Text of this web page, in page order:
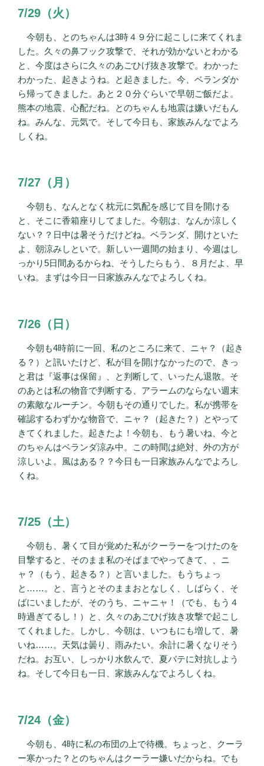
7/29（火）
今朝も、とのちゃんは3時４９分に起こしに来てくれま
した。久々の鼻フック攻撃で、それが効かないとわかる
と、今度はさらに久々のあごひげ抜き攻撃で。わかった
わかった、起きようね。と起きました。今、ベランダか
ら帰ってきました。あと２０分ぐらいで早朝ご飯だよ。
熊本の地震、心配だね。とのちゃんも地震は嫌いだもん
ね。みんな、元気で。そして今日も、家族みんなでよろ
しくね。
7/27（月）
今朝も、なんとなく枕元に気配を感じて目を開ける
と、そこに香箱座りしてました。今朝は、なんか涼しく
ない？？日中は暑そうだけどね。ベランダ、開けといた
よ、朝涼みしといで。新しい一週間の始まり、今週はし
っかり5日間あるからね、そうしたらもう、８月だよ、早
いね。まずは今日一日家族みんなでよろしくね。
7/26（日）
今朝も4時前に一回、私のところに来て、ニャ？（起き
る？）と訊いたけど、私が目を開けなかったので、きっ
と君は『返事は保留』、と判断して、いったん退散。そ
のあとは私の物音で判断する、アラームのならない週末
の素敵なルーチン。今朝もその通りでした。私が携帯を
確認するわずかな物音で、ニャ？（起きた？）とやって
きてくれました。起きたよ！今朝も、もう暑いね、今と
のちゃんはベランダ涼み中。この時間は絶対、外の方が
涼しいよ。風はある？？今日も一日家族みんなでよろし
くね。
7/25（土）
今朝も、暑くて目が覚めた私がクーラーをつけたのを
目撃すると、そのまま私のそばまでやってきて、、ニ
ャ？（もう、起きる？）と言いました。もうちょっ
と……。と、言うとそのままおとなしく、しばらく、そ
ばにいましたが、そのうち、ニャニャ！（でも、もう４
時過ぎてるし！）と、久々のあごひげ抜き攻撃で起こし
てくれました。しかし、今朝は、いつもにも増して、暑
いね……。天気は曇り、雨みたい。余計に暑くなりそう
だね。お互い、しっかり水飲んで、夏バテに対抗しよう
ね。そして今日も一日、家族みんなでよろしくね。
7/24（金）
今朝も、4時に私の布団の上で待機。ちょっと、クーラ
ー寒かった？とのちゃんはクーラー嫌いだからね。でも